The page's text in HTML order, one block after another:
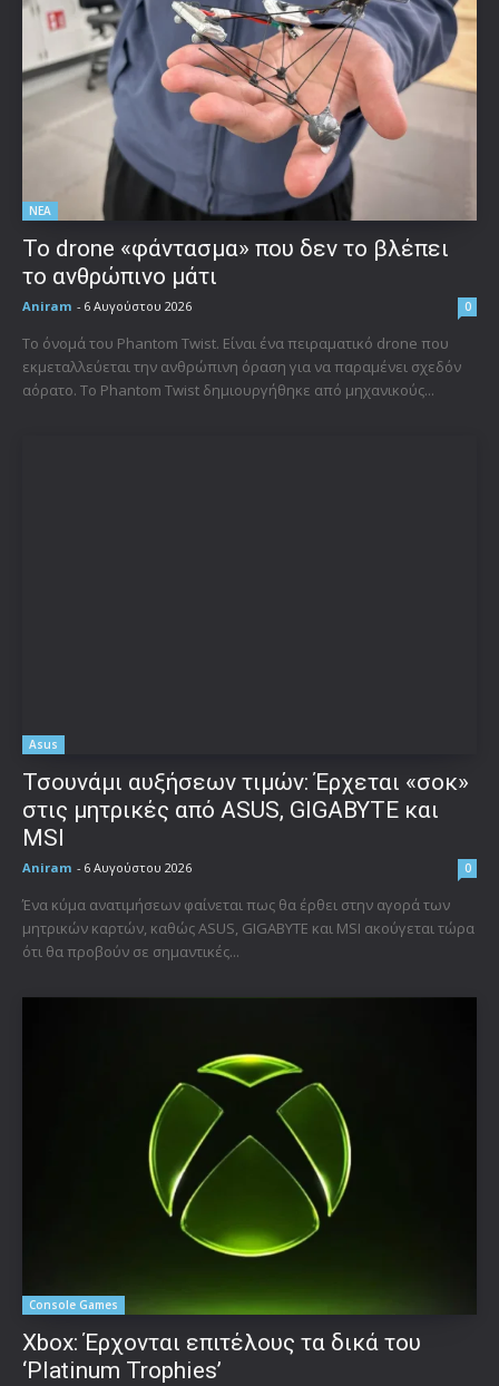
ΝΕΑ
Το drone «φάντασμα» που δεν το βλέπει
το ανθρώπινο μάτι
Aniram - 6 Αυγούστου 2026 0
Το όνομά του Phantom Twist. Είναι ένα πειραματικό drone που
εκμεταλλεύεται την ανθρώπινη όραση για να παραμένει σχεδόν
αόρατο. Το Phantom Twist δημιουργήθηκε από μηχανικούς...
Asus
Τσουνάμι αυξήσεων τιμών: Έρχεται «σοκ»
στις μητρικές από ASUS, GIGABYTE και
MSI
Aniram - 6 Αυγούστου 2026 0
Ένα κύμα ανατιμήσεων φαίνεται πως θα έρθει στην αγορά των
μητρικών καρτών, καθώς ASUS, GIGABYTE και MSI ακούγεται τώρα
ότι θα προβούν σε σημαντικές...
Console Games
Xbox: Έρχονται επιτέλους τα δικά του
‘Platinum Trophies’